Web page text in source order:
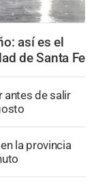
así es el
de Santa Fe
antes de salir
la provincia